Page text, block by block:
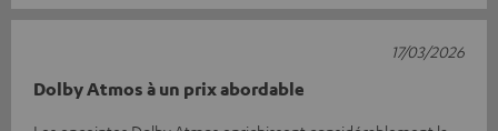
Dolby Atmos à un prix abordable
17/03/2026